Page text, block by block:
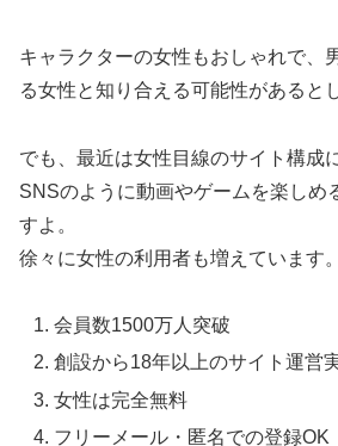
キャラクターの女性もおしゃれで、
る女性と知り合える可能性があると
でも、最近は女性目線のサイト構成
SNSのように動画やゲームを楽しめ
すよ。
徐々に女性の利用者も増えています。
会員数1500万人突破
創設から18年以上のサイト運営
女性は完全無料
フリーメール・匿名での登録OK